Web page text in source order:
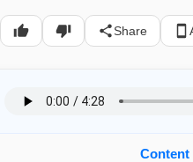
Share
Content